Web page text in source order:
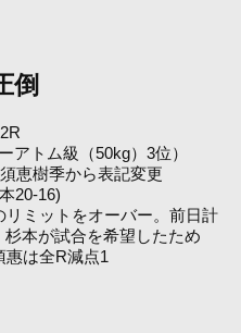
倒
トム級（50kg）3位）
恵樹季から表記変更
20-16)
ミットをオーバー。前日計
本が試合を希望したため
惠は全R減点1